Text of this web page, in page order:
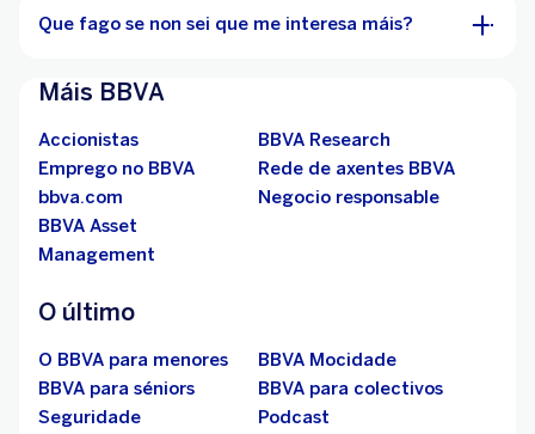
Que fago se non sei que me interesa máis?
Máis BBVA
Accionistas
BBVA Research
Emprego no BBVA
Rede de axentes BBVA
bbva.com
Negocio responsable
BBVA Asset
Management
O último
O BBVA para menores
BBVA Mocidade
BBVA para séniors
BBVA para colectivos
Seguridade
Podcast